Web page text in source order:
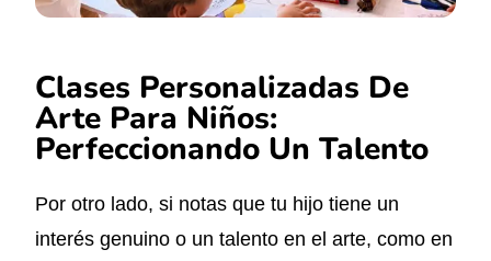
Clases Personalizadas De
Arte Para Niños:
Perfeccionando Un Talento
Por otro lado, si notas que tu hijo tiene un
interés genuino o un talento en el arte, como en